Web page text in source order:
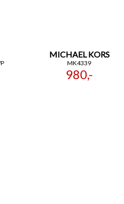
MICHAEL KORS
MK4339
980,-